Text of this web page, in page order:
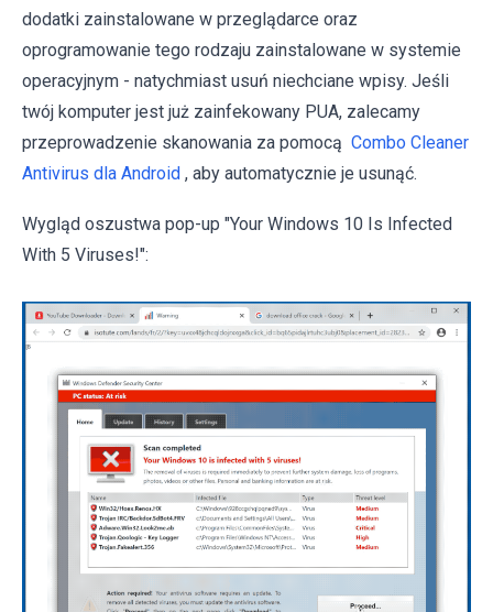
dodatki zainstalowane w przeglądarce oraz
oprogramowanie tego rodzaju zainstalowane w systemie
operacyjnym - natychmiast usuń niechciane wpisy. Jeśli
twój komputer jest już zainfekowany PUA, zalecamy
przeprowadzenie skanowania za pomocą Combo Cleaner
Antivirus dla Android , aby automatycznie je usunąć.
Wygląd oszustwa pop-up "Your Windows 10 Is Infected
With 5 Viruses!":